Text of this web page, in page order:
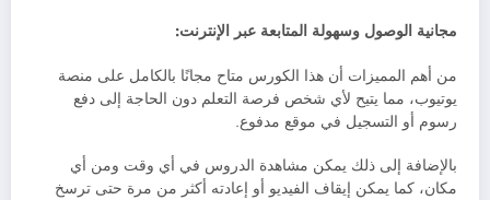
مجانية الوصول وسهولة المتابعة عبر الإنترنت:
من أهم المميزات أن هذا الكورس متاح مجانًا بالكامل على منصة
يوتيوب، مما يتيح لأي شخص فرصة التعلم دون الحاجة إلى دفع
رسوم أو التسجيل في موقع مدفوع.
بالإضافة إلى ذلك يمكن مشاهدة الدروس في أي وقت ومن أي
مكان، كما يمكن إيقاف الفيديو أو إعادته أكثر من مرة حتى ترسخ